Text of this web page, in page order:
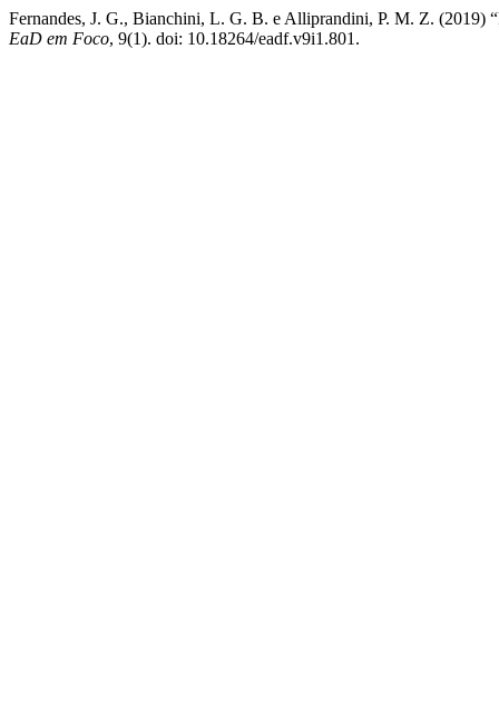
Fernandes, J. G., Bianchini, L. G. B. e Alliprandini, P. M. Z. (2019)
EaD em Foco, 9(1). doi: 10.18264/eadf.v9i1.801.